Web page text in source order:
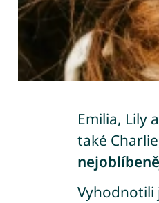
Emilia, Lily
také
Vyhodnotili